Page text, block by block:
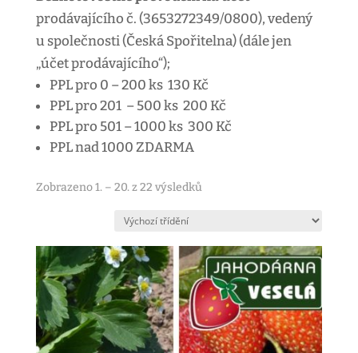
prodávajícího č. (3653272349/0800), vedený
u společnosti (Česká Spořitelna) (dále jen
„účet prodávajícího“);
PPL pro 0 – 200 ks 130 Kč
PPL pro 201 – 500 ks 200 Kč
PPL pro 501 – 1000 ks 300 Kč
PPL nad 1000 ZDARMA
Zobrazeno 1. – 20. z 22 výsledků